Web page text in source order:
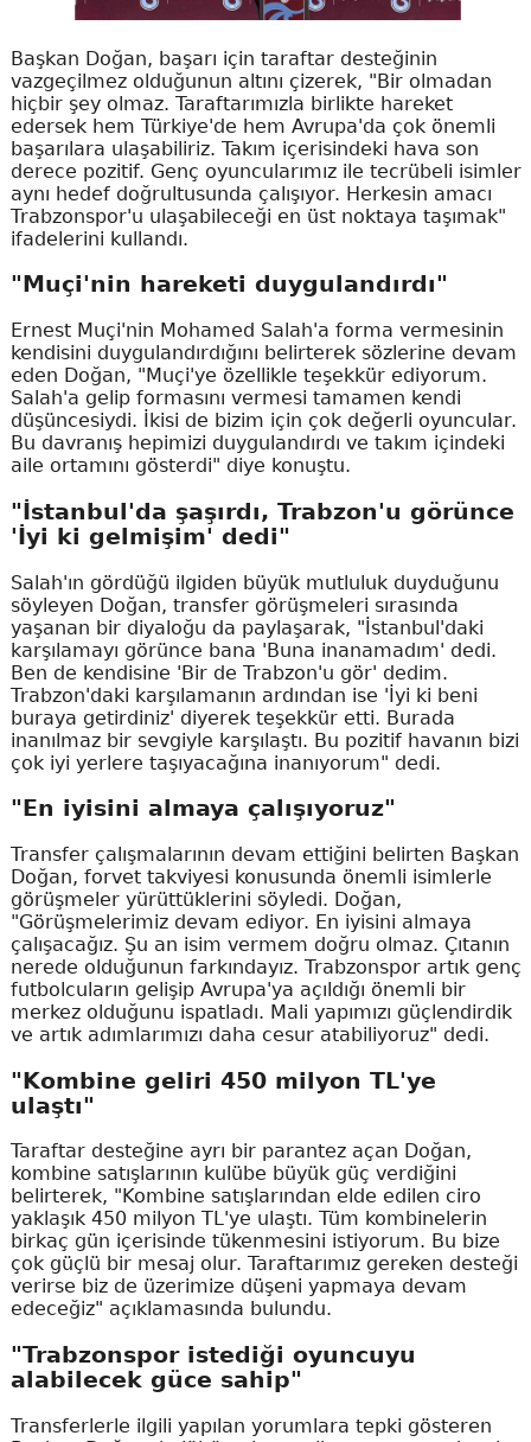
Başkan Doğan, başarı için taraftar desteğinin
vazgeçilmez olduğunun altını çizerek, "Bir olmadan
hiçbir şey olmaz. Taraftarımızla birlikte hareket
edersek hem Türkiye'de hem Avrupa'da çok önemli
başarılara ulaşabiliriz. Takım içerisindeki hava son
derece pozitif. Genç oyuncularımız ile tecrübeli isimler
aynı hedef doğrultusunda çalışıyor. Herkesin amacı
Trabzonspor'u ulaşabileceği en üst noktaya taşımak"
ifadelerini kullandı.
"Muçi'nin hareketi duygulandırdı"
Ernest Muçi'nin Mohamed Salah'a forma vermesinin
kendisini duygulandırdığını belirterek sözlerine devam
eden Doğan, "Muçi'ye özellikle teşekkür ediyorum.
Salah'a gelip formasını vermesi tamamen kendi
düşüncesiydi. İkisi de bizim için çok değerli oyuncular.
Bu davranış hepimizi duygulandırdı ve takım içindeki
aile ortamını gösterdi" diye konuştu.
"İstanbul'da şaşırdı, Trabzon'u görünce
'İyi ki gelmişim' dedi"
Salah'ın gördüğü ilgiden büyük mutluluk duyduğunu
söyleyen Doğan, transfer görüşmeleri sırasında
yaşanan bir diyaloğu da paylaşarak, "İstanbul'daki
karşılamayı görünce bana 'Buna inanamadım' dedi.
Ben de kendisine 'Bir de Trabzon'u gör' dedim.
Trabzon'daki karşılamanın ardından ise 'İyi ki beni
buraya getirdiniz' diyerek teşekkür etti. Burada
inanılmaz bir sevgiyle karşılaştı. Bu pozitif havanın bizi
çok iyi yerlere taşıyacağına inanıyorum" dedi.
"En iyisini almaya çalışıyoruz"
Transfer çalışmalarının devam ettiğini belirten Başkan
Doğan, forvet takviyesi konusunda önemli isimlerle
görüşmeler yürüttüklerini söyledi. Doğan,
"Görüşmelerimiz devam ediyor. En iyisini almaya
çalışacağız. Şu an isim vermem doğru olmaz. Çıtanın
nerede olduğunun farkındayız. Trabzonspor artık genç
futbolcuların gelişip Avrupa'ya açıldığı önemli bir
merkez olduğunu ispatladı. Mali yapımızı güçlendirdik
ve artık adımlarımızı daha cesur atabiliyoruz" dedi.
"Kombine geliri 450 milyon TL'ye
ulaştı"
Taraftar desteğine ayrı bir parantez açan Doğan,
kombine satışlarının kulübe büyük güç verdiğini
belirterek, "Kombine satışlarından elde edilen ciro
yaklaşık 450 milyon TL'ye ulaştı. Tüm kombinelerin
birkaç gün içerisinde tükenmesini istiyorum. Bu bize
çok güçlü bir mesaj olur. Taraftarımız gereken desteği
verirse biz de üzerimize düşeni yapmaya devam
edeceğiz" açıklamasında bulundu.
"Trabzonspor istediği oyuncuyu
alabilecek güce sahip"
Transferlerle ilgili yapılan yorumlara tepki gösteren